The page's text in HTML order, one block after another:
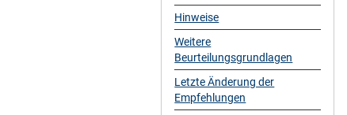
Hinweise
Weitere
Beurteilungsgrundlagen
Letzte Änderung der
Empfehlungen